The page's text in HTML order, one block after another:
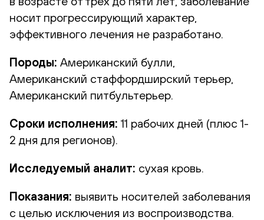
носит прогрессирующий характер,
эффективного лечения не разработано.
Породы: Американский булли,
Американский стаффордширский терьер,
Американский питбультерьер.
Сроки исполнения: 11 рабочих дней (плюс 1-
2 дня для регионов).
Исследуемый аналит: сухая кровь.
Показания: выявить носителей заболевания
с целью исключения из воспроизводства.